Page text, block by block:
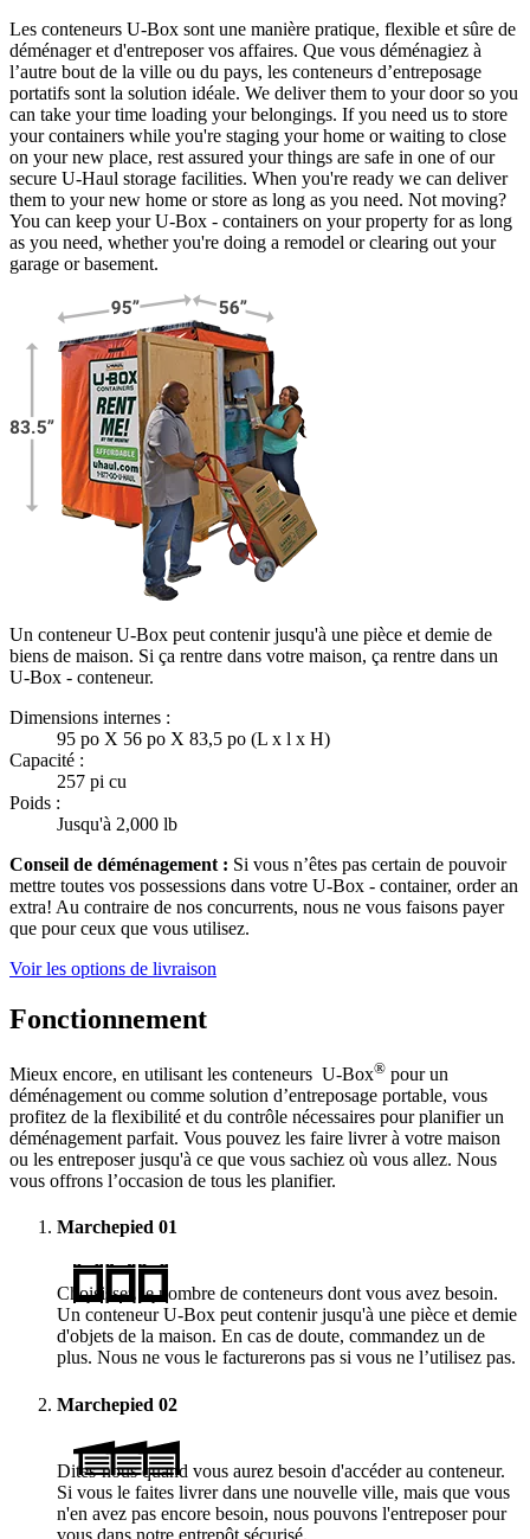
Les conteneurs U-Box sont une manière pratique, flexible et sûre de
déménager et d'entreposer vos affaires. Que vous déménagiez à
l’autre bout de la ville ou du pays, les conteneurs d’entreposage
portatifs sont la solution idéale. We deliver them to your door so you
can take your time loading your belongings. If you need us to store
your containers while you're staging your home or waiting to close
on your new place, rest assured your things are safe in one of our
secure U-Haul storage facilities. When you're ready we can deliver
them to your new home or store as long as you need. Not moving?
You can keep yourU-Box - containers on your property for as long
as you need, whether you're doing a remodel or clearing out your
garage or basement.
Un conteneur U-Box peut contenir jusqu'à une pièce et demie de
biens de maison. Si ça rentre dans votre maison, ça rentre dans un
U-Box - conteneur.
Dimensions internes :
95 po X 56 po X 83,5 po (L x l x H)
Capacité :
257 pi cu
Poids :
Jusqu'à 2,000 lb
Conseil de déménagement : Si vous n’êtes pas certain de pouvoir
mettre toutes vos possessions dans votre U-Box - container, order an
extra! Au contraire de nos concurrents, nous ne vous faisons payer
que pour ceux que vous utilisez.
Voir les options de livraison
Fonctionnement
Mieux encore, en utilisant les conteneurs U-Box® pour un
déménagement ou comme solution d’entreposage portable, vous
profitez de la flexibilité et du contrôle nécessaires pour planifier un
déménagement parfait. Vous pouvez les faire livrer à votre maison
ou les entreposer jusqu'à ce que vous sachiez où vous allez. Nous
vous offrons l’occasion de tous les planifier.
Marchepied 01
Choisissez le nombre de conteneurs dont vous avez besoin.
Un conteneurU-Box peut contenir jusqu'à une pièce et demie
d'objets de la maison. En cas de doute, commandez un de
plus. Nous ne vous le facturerons pas si vous ne l’utilisez pas.
Marchepied 02
Dites-nous quand vous aurez besoin d'accéder au conteneur.
Si vous le faites livrer dans une nouvelle ville, mais que vous
n'en avez pas encore besoin, nous pouvons l'entreposer pour
vous dans notre entrepôt sécurisé.